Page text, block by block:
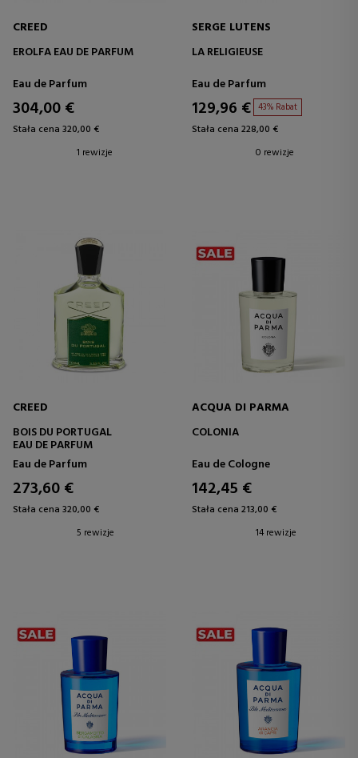
CREED
EROLFA EAU DE PARFUM
Eau de Parfum
304,00 €
Stała cena 320,00 €
1 rewizje
SERGE LUTENS
LA RELIGIEUSE
Eau de Parfum
129,96 € 43% Rabat
Stała cena 228,00 €
0 rewizje
CREED
BOIS DU PORTUGAL
EAU DE PARFUM
Eau de Parfum
273,60 €
Stała cena 320,00 €
5 rewizje
ACQUA DI PARMA
COLONIA
Eau de Cologne
142,45 €
Stała cena 213,00 €
14 rewizje